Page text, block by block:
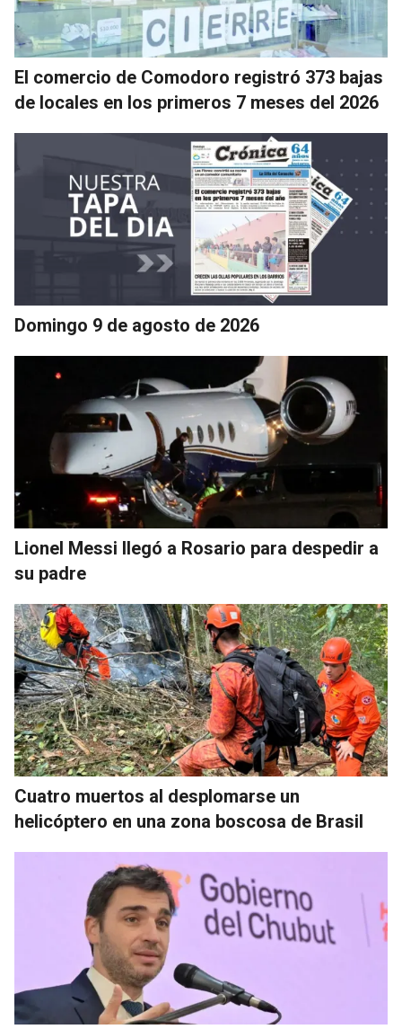
El comercio de Comodoro registró 373 bajas
de locales en los primeros 7 meses del 2026
Domingo 9 de agosto de 2026
Lionel Messi llegó a Rosario para despedir a
su padre
Cuatro muertos al desplomarse un
helicóptero en una zona boscosa de Brasil